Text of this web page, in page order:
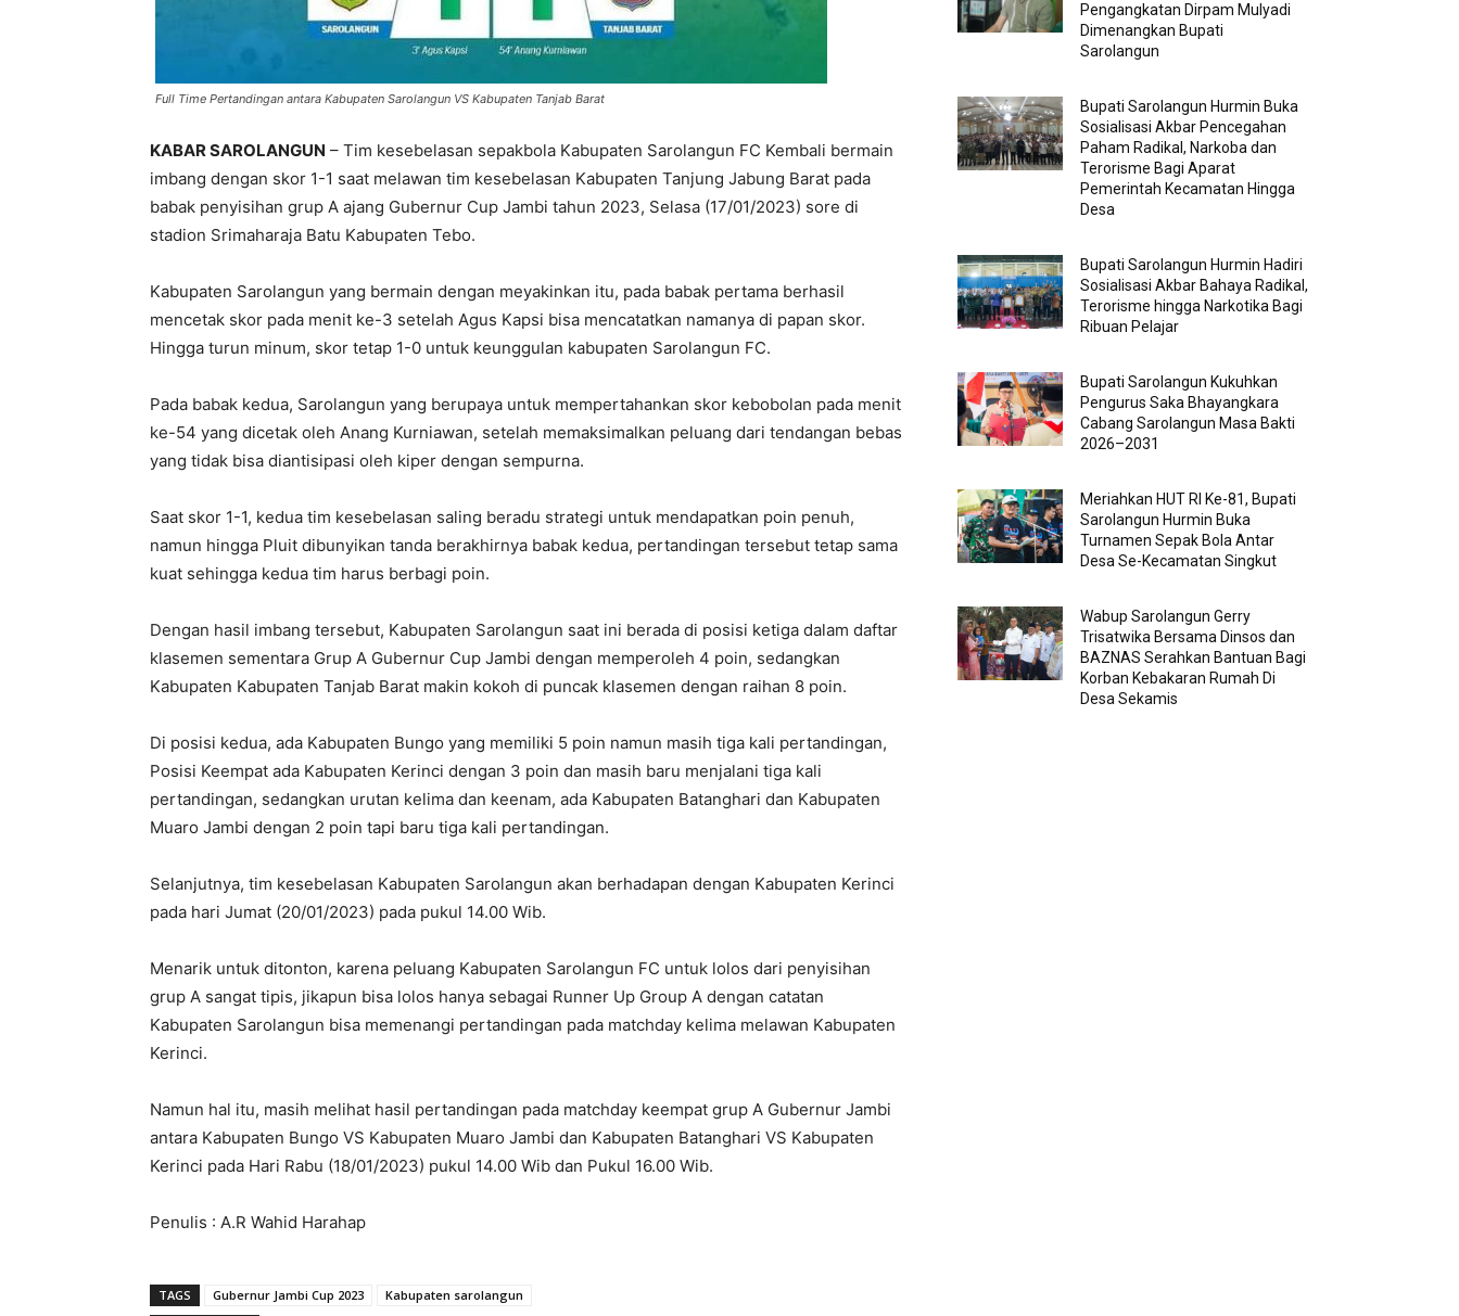
Full Time Pertandingan antara Kabupaten Sarolangun VS Kabupaten Tanjab Barat
KABAR SAROLANGUN – Tim kesebelasan sepakbola Kabupaten Sarolangun FC Kembali bermain
imbang dengan skor 1-1 saat melawan tim kesebelasan Kabupaten Tanjung Jabung Barat pada
babak penyisihan grup A ajang Gubernur Cup Jambi tahun 2023, Selasa (17/01/2023) sore di
stadion Srimaharaja Batu Kabupaten Tebo.
Kabupaten Sarolangun yang bermain dengan meyakinkan itu, pada babak pertama berhasil
mencetak skor pada menit ke-3 setelah Agus Kapsi bisa mencatatkan namanya di papan skor.
Hingga turun minum, skor tetap 1-0 untuk keunggulan kabupaten Sarolangun FC.
Pada babak kedua, Sarolangun yang berupaya untuk mempertahankan skor kebobolan pada menit
ke-54 yang dicetak oleh Anang Kurniawan, setelah memaksimalkan peluang dari tendangan bebas
yang tidak bisa diantisipasi oleh kiper dengan sempurna.
Saat skor 1-1, kedua tim kesebelasan saling beradu strategi untuk mendapatkan poin penuh,
namun hingga Pluit dibunyikan tanda berakhirnya babak kedua, pertandingan tersebut tetap sama
kuat sehingga kedua tim harus berbagi poin.
Dengan hasil imbang tersebut, Kabupaten Sarolangun saat ini berada di posisi ketiga dalam daftar
klasemen sementara Grup A Gubernur Cup Jambi dengan memperoleh 4 poin, sedangkan
Kabupaten Kabupaten Tanjab Barat makin kokoh di puncak klasemen dengan raihan 8 poin.
Di posisi kedua, ada Kabupaten Bungo yang memiliki 5 poin namun masih tiga kali pertandingan,
Posisi Keempat ada Kabupaten Kerinci dengan 3 poin dan masih baru menjalani tiga kali
pertandingan, sedangkan urutan kelima dan keenam, ada Kabupaten Batanghari dan Kabupaten
Muaro Jambi dengan 2 poin tapi baru tiga kali pertandingan.
Selanjutnya, tim kesebelasan Kabupaten Sarolangun akan berhadapan dengan Kabupaten Kerinci
pada hari Jumat (20/01/2023) pada pukul 14.00 Wib.
Menarik untuk ditonton, karena peluang Kabupaten Sarolangun FC untuk lolos dari penyisihan
grup A sangat tipis, jikapun bisa lolos hanya sebagai Runner Up Group A dengan catatan
Kabupaten Sarolangun bisa memenangi pertandingan pada matchday kelima melawan Kabupaten
Kerinci.
Namun hal itu, masih melihat hasil pertandingan pada matchday keempat grup A Gubernur Jambi
antara Kabupaten Bungo VS Kabupaten Muaro Jambi dan Kabupaten Batanghari VS Kabupaten
Kerinci pada Hari Rabu (18/01/2023) pukul 14.00 Wib dan Pukul 16.00 Wib.
Penulis : A.R Wahid Harahap
TAGS Gubernur Jambi Cup 2023 Kabupaten sarolangun
Pengangkatan Dirpam Mulyadi
Dimenangkan Bupati
Sarolangun
Bupati Sarolangun Hurmin Buka
Sosialisasi Akbar Pencegahan
Paham Radikal, Narkoba dan
Terorisme Bagi Aparat
Pemerintah Kecamatan Hingga
Desa
Bupati Sarolangun Hurmin Hadiri
Sosialisasi Akbar Bahaya Radikal,
Terorisme hingga Narkotika Bagi
Ribuan Pelajar
Bupati Sarolangun Kukuhkan
Pengurus Saka Bhayangkara
Cabang Sarolangun Masa Bakti
2026–2031
Meriahkan HUT RI Ke-81, Bupati
Sarolangun Hurmin Buka
Turnamen Sepak Bola Antar
Desa Se-Kecamatan Singkut
Wabup Sarolangun Gerry
Trisatwika Bersama Dinsos dan
BAZNAS Serahkan Bantuan Bagi
Korban Kebakaran Rumah Di
Desa Sekamis